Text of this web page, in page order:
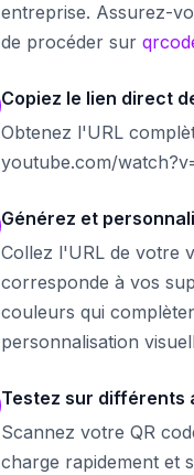
entreprise. Assurez-
de procéder sur
Copiez le lien direct
Obtenez l'URL
youtube.com/
Générez et
Collez l'URL de votre
corresponde à vos
couleurs qui
personnalisation
Testez sur différents
Scannez votre QR
charge rapidement et